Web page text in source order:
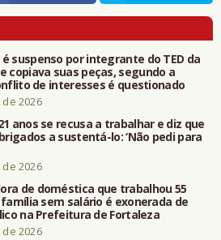
suspenso por integrante do TED da
copiava suas peças, segundo a
de interesses é questionado
2026
anos se recusa a trabalhar e diz que
a sustentá-lo: ‘Não pedi para
2026
de doméstica que trabalhou 55
sem salário é exonerada de
na Prefeitura de Fortaleza
2026